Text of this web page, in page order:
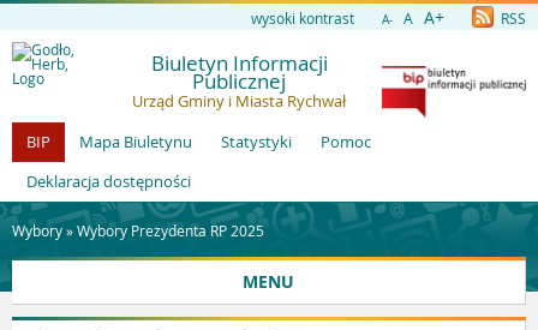
wysoki kontrast A- A A+ RSS
Biuletyn Informacji
Publicznej
Urząd Gminy i Miasta Rychwał
BIP
Mapa Biuletynu Statystyki
Pomoc
Deklaracja dostępności
Wybory »Wybory Prezydenta RP 2025
MENU